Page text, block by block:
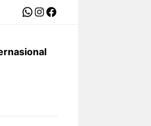
WhatsApp
Instagram
Facebook